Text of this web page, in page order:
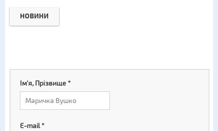
НОВИНИ
Ім'я, Прізвище*
E-mail*